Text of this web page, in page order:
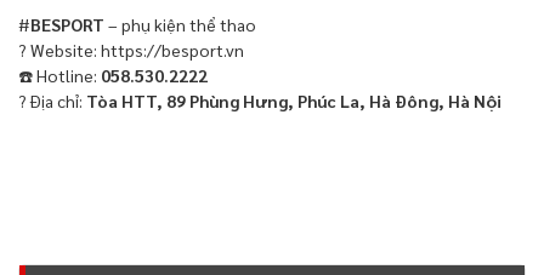
#BESPORT – phụ kiện thể thao
? Website: https://besport.vn
☎️ Hotline: 058.530.2222
? Địa chỉ: Tòa HTT, 89 Phùng Hưng, Phúc La, Hà Đông, Hà Nội